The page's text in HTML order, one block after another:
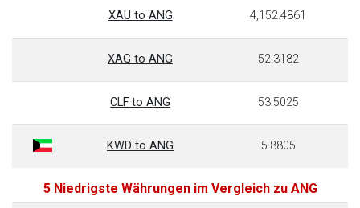
XAU to ANG 4,152.4861
XAG to ANG 52.3182
CLF to ANG 53.5025
KWD to ANG 5.8805
5 Niedrigste Währungen im Vergleich zu ANG